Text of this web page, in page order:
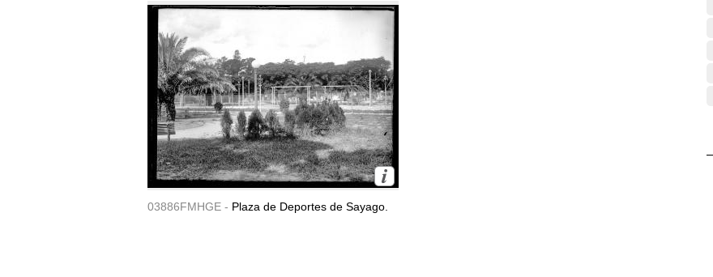
03886FMHGE - Plaza de Deportes de Sayago.